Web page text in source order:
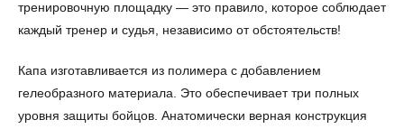
тренировочную площадку — это правило, которое соблюдает
каждый тренер и судья, независимо от обстоятельств!
Капа изготавливается из полимера с добавлением
гелеобразного материала. Это обеспечивает три полных
уровня защиты бойцов. Анатомически верная конструкция